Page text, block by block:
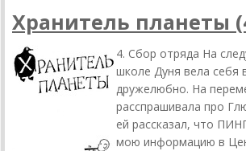
Хранитель планеты
4. Сбор отряда На
школе Дуня вела себя
дружелюбно. На
расспрашивала про
ей рассказал, что
мою информацию в